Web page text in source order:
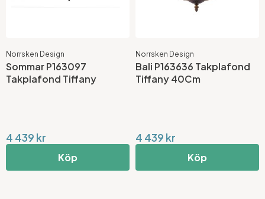
Norrsken Design
Sommar P163097
Takplafond Tiffany
4 439 kr
Köp
Norrsken Design
Bali P163636 Takplafond
Tiffany 40Cm
4 439 kr
Köp